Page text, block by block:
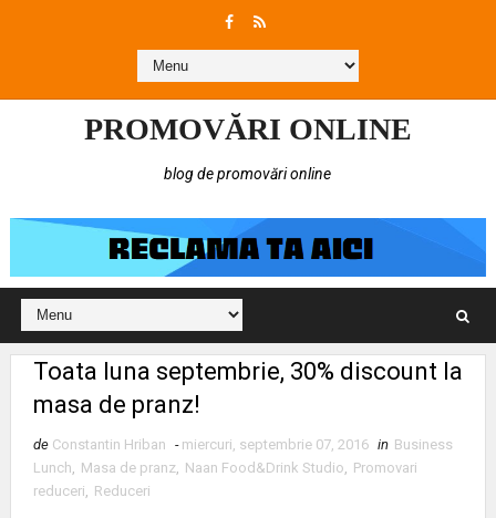
PROMOVĂRI ONLINE
blog de promovări online
Toata luna septembrie, 30% discount la
masa de pranz!
de Constantin Hriban - miercuri, septembrie 07, 2016 in Business
Lunch, Masa de pranz, Naan Food&Drink Studio, Promovari
reduceri, Reduceri